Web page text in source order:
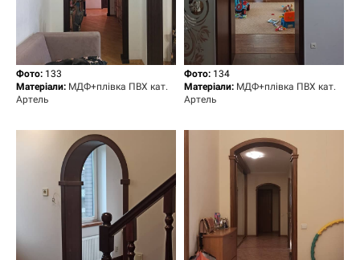
Фото: 133
Матеріали: МДФ+плівка ПВХ кат.
Артель
Фото: 134
Матеріали: МДФ+плівка ПВХ кат.
Артель